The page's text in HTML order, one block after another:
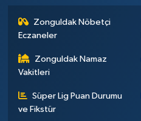
Zonguldak Nöbetçi
Eczaneler
Zonguldak Namaz
Vakitleri
Süper Lig Puan Durumu
ve Fikstür